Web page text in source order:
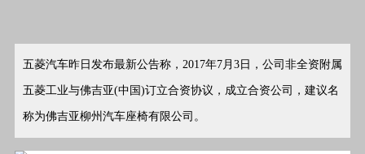
五菱汽车昨日发布最新公告称，2017年7月3日，公司非全资附属
五菱工业与佛吉亚(中国)订立合资协议，成立合资公司，建议名
称为佛吉亚柳州汽车座椅有限公司。